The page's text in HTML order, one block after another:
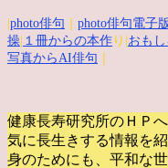
photo俳句 photo俳句電子版
操 １冊からの本作 り| おも
写真からAI俳句
健康長寿研究所のＨＰ
気に長生きする情報を
身のためにも、平和な